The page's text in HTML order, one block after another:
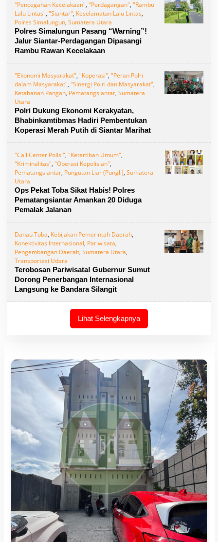
"Pencegahan Kecelakaan", "Perdagangan", "Rambu
Lalu Lintas", "Siantar", Keselamatan Lalu Lintas,
Polres Simalungun, Sumatera Utara
Polres Simalungun Pasang “Warning”!
Jalur Siantar-Perdagangan Dipasangi
Rambu Rawan Kecelakaan
"Ekonomi Masyarakat", "Koperasi", "Peran Polri
dalam Masyarakat", "Sinergi Polri dan Masyarakat",
Ketahanan Pangan, Pematangsiantar, Sumatera
Utara
Polri Dukung Ekonomi Kerakyatan,
Bhabinkamtibmas Hadiri Pembentukan
Koperasi Merah Putih di Siantar Marihat
"Call Center Polisi", "Ketertiban Umum",
"Kriminalitas", "Operasi Kepolisian",
Pematangsiantar, Pungutan Liar (Pungli), Sumatera
Utara
Ops Pekat Toba Sikat Habis! Polres
Pematangsiantar Amankan 20 Diduga
Pemalak Jalanan
Danau Toba, Kebijakan Pemerintah Daerah,
Konektivitas Internasional, Pariwisata,
Pengembangan Daerah, Sumatera Utara,
Transportasi Udara
Terobosan Pariwisata! Gubernur Sumut
Dorong Penerbangan Internasional
Langsung ke Bandara Silangit
Lihat Selengkapnya